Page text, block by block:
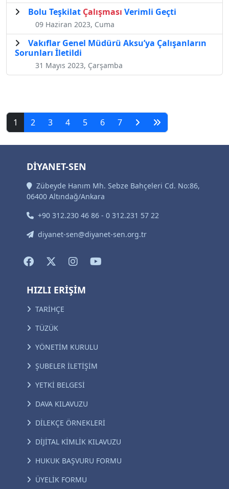
Bolu Teşkilat Çalışması Verimli Geçti
09 Haziran 2023, Cuma
Vakıflar Genel Müdürü Aksu’ya Çalışanların
Sorunları İletildi
31 Mayıs 2023, Çarşamba
1 2 3 4 5 6 7
DİYANET-SEN
Zübeyde Hanım Mh. Sebze Bahçeleri Cd. No:86,
06400 Altındağ/Ankara
+90 312.230 46 86 - 0 312.231 57 22
diyanet-sen@diyanet-sen.org.tr
HIZLI ERİŞİM
TARİHÇE
TÜZÜK
YÖNETİM KURULU
ŞUBELER İLETİŞİM
YETKİ BELGESİ
DAVA KILAVUZU
DİLEKÇE ÖRNEKLERİ
DİJİTAL KİMLİK KILAVUZU
HUKUK BAŞVURU FORMU
ÜYELİK FORMU